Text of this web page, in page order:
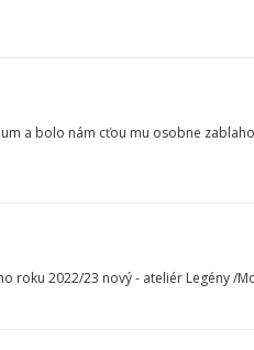
a bolo nám cťou mu osobne
roku 2022/23 nový - ateliér Legény /